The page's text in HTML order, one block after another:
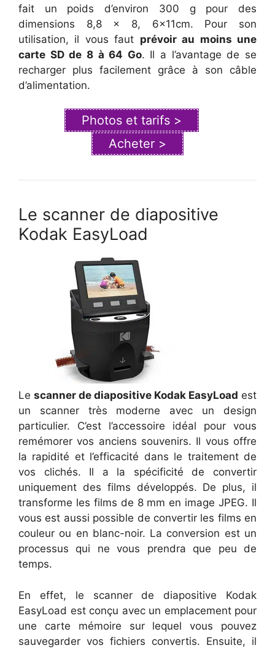
fait un poids d’environ 300 g pour des
dimensions 8,8 x 8, 6x11cm. Pour son
utilisation, il vous faut prévoir au moins une
carte SD de 8 à 64 Go. Il a l’avantage de se
recharger plus facilement grâce à son câble
d’alimentation.
Photos et tarifs >
Acheter >
Le scanner de diapositive
Kodak EasyLoad
Le scanner de diapositive Kodak EasyLoad est
un scanner très moderne avec un design
particulier. C’est l’accessoire idéal pour vous
remémorer vos anciens souvenirs. Il vous offre
la rapidité et l’efficacité dans le traitement de
vos clichés. Il a la spécificité de convertir
uniquement des films développés. De plus, il
transforme les films de 8 mm en image JPEG. Il
vous est aussi possible de convertir les films en
couleur ou en blanc-noir. La conversion est un
processus qui ne vous prendra que peu de
temps.
En effet, le scanner de diapositive Kodak
EasyLoad est conçu avec un emplacement pour
une carte mémoire sur lequel vous pouvez
sauvegarder vos fichiers convertis. Ensuite, il